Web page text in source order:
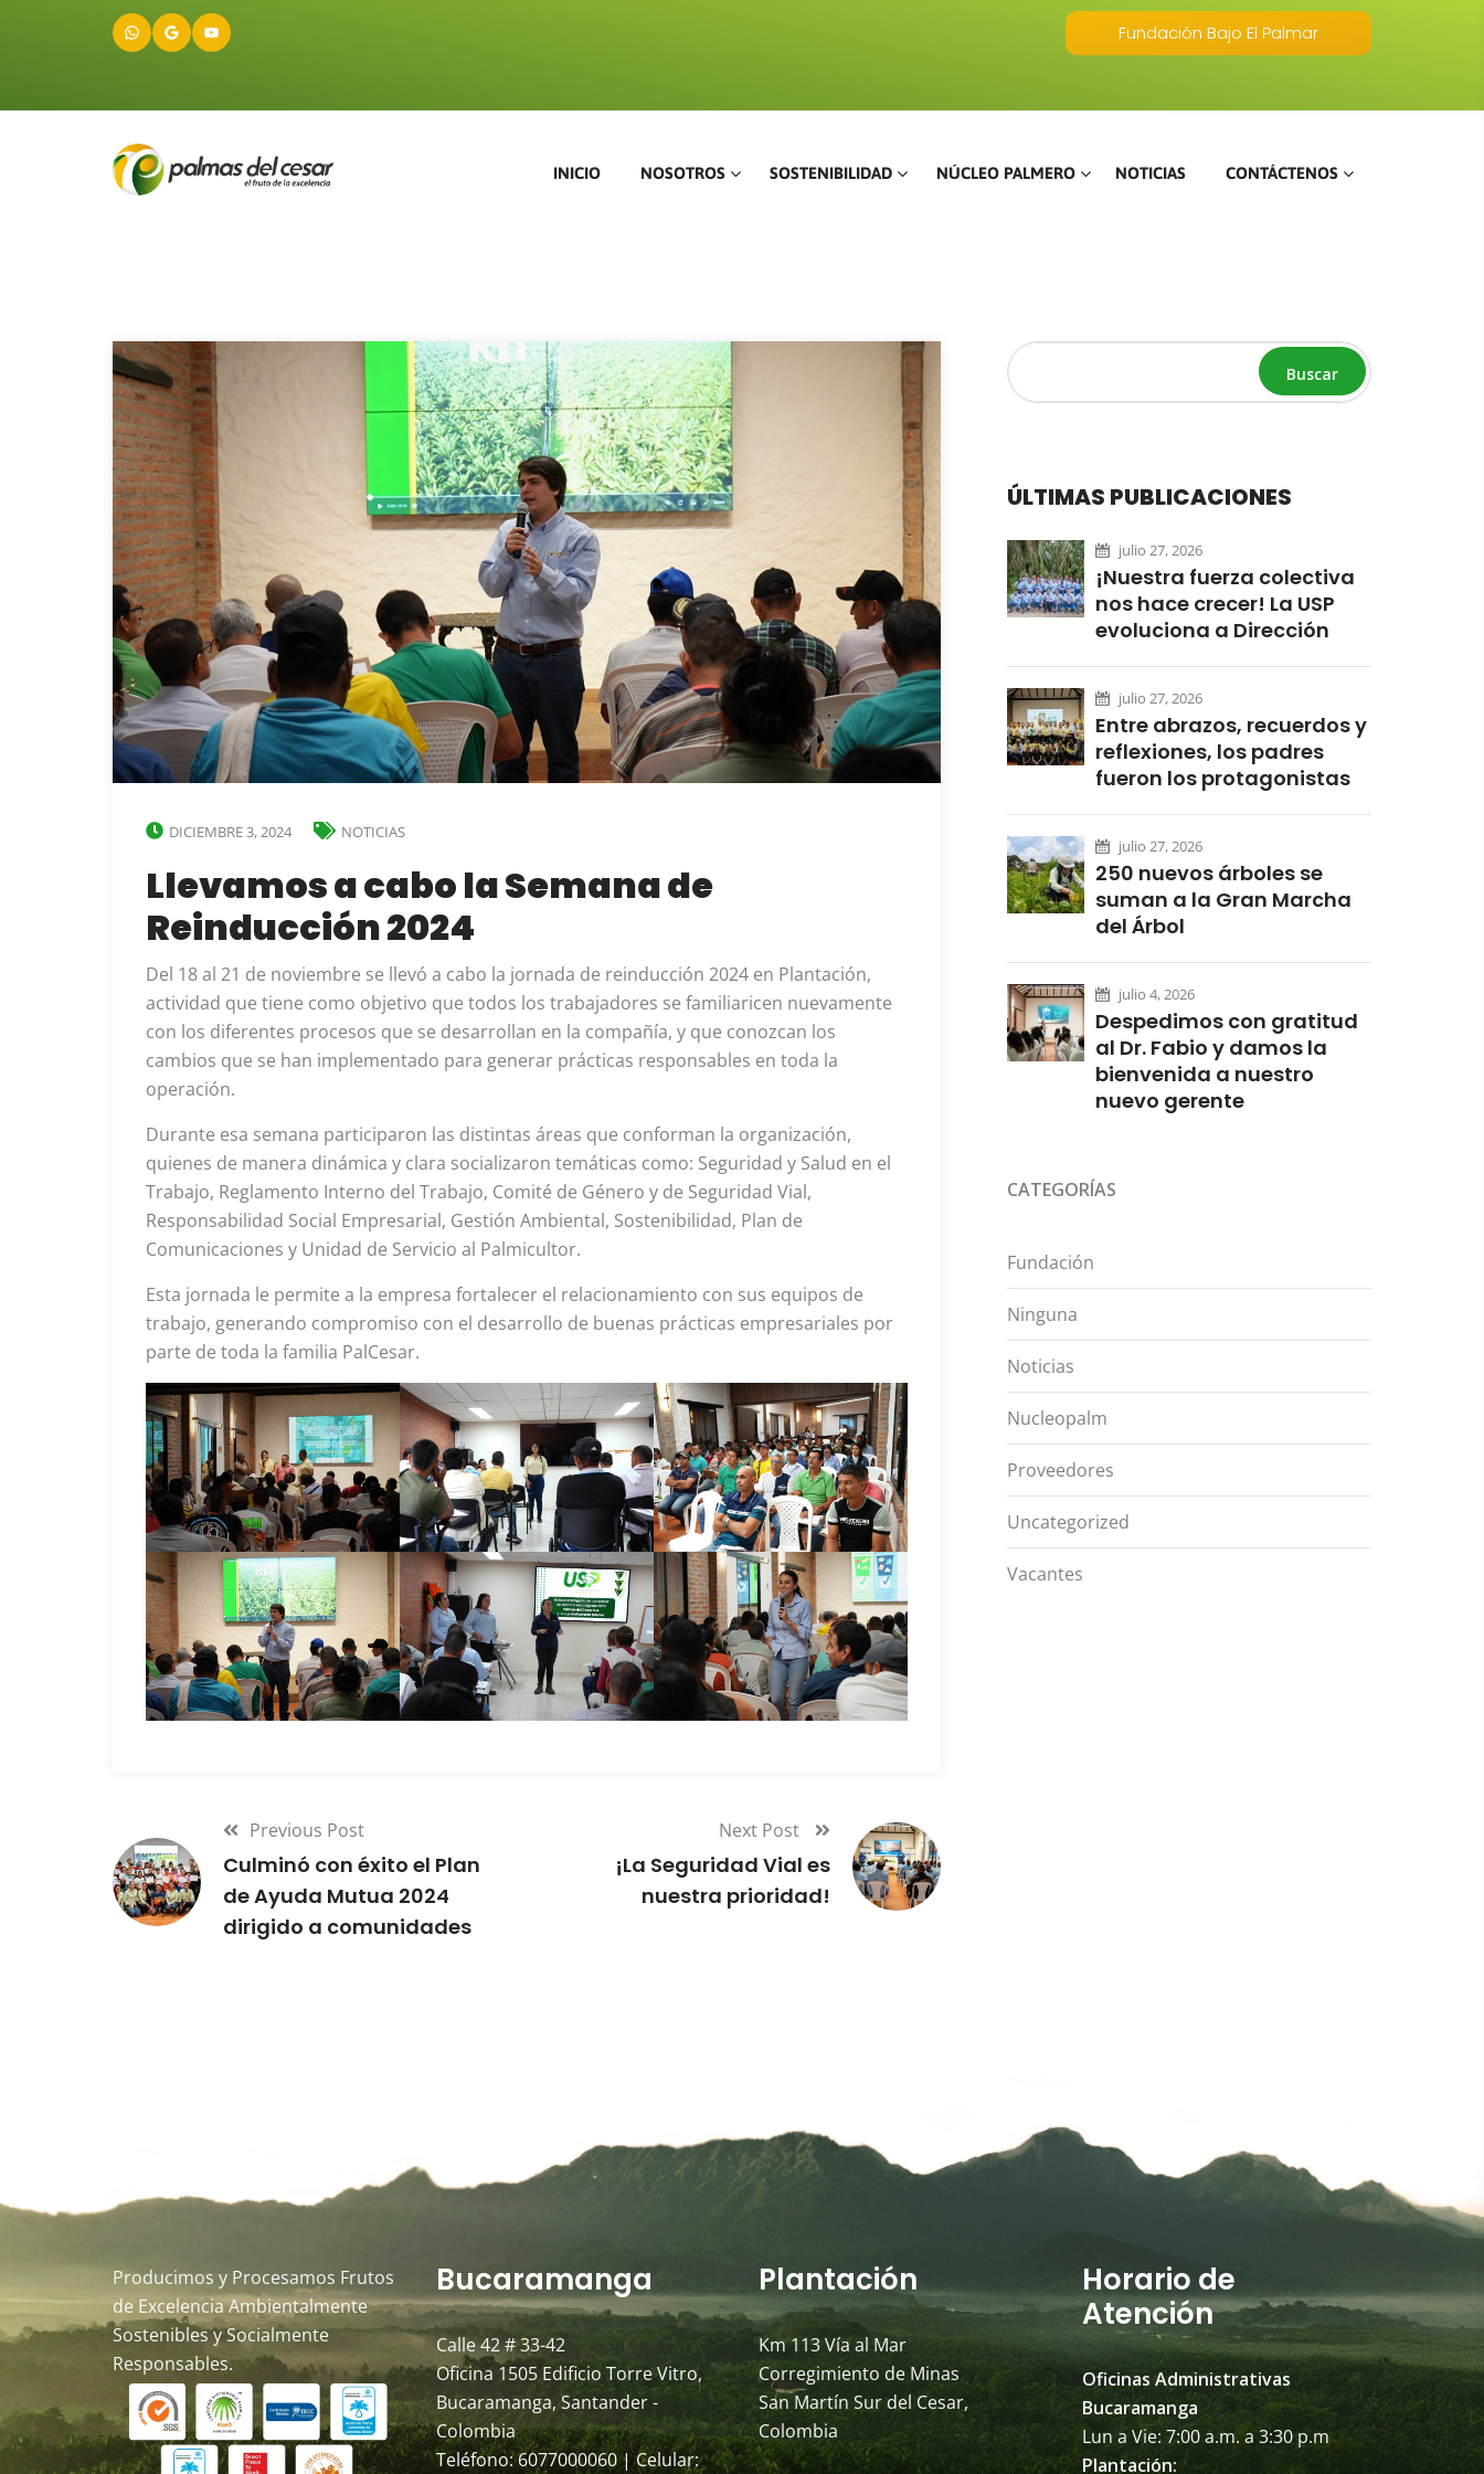
WhatsApp Google YouTube Fundación Bajo El Palmar
INICIO NOSOTROS SOSTENIBILIDAD NÚCLEO PALMERO NOTICIAS CONTÁCTENOS
DICIEMBRE 3, 2024 NOTICIAS
Llevamos a cabo la Semana de
Reinducción 2024
Del 18 al 21 de noviembre se llevó a cabo la jornada de reinducción 2024 en Plantación,
actividad que tiene como objetivo que todos los trabajadores se familiaricen nuevamente
con los diferentes procesos que se desarrollan en la compañía, y que conozcan los
cambios que se han implementado para generar prácticas responsables en toda la
operación.
Durante esa semana participaron las distintas áreas que conforman la organización,
quienes de manera dinámica y clara socializaron temáticas como: Seguridad y Salud en el
Trabajo, Reglamento Interno del Trabajo, Comité de Género y de Seguridad Vial,
Responsabilidad Social Empresarial, Gestión Ambiental, Sostenibilidad, Plan de
Comunicaciones y Unidad de Servicio al Palmicultor.
Esta jornada le permite a la empresa fortalecer el relacionamiento con sus equipos de
trabajo, generando compromiso con el desarrollo de buenas prácticas empresariales por
parte de toda la familia PalCesar.
Previous Post
Culminó con éxito el Plan
de Ayuda Mutua 2024
dirigido a comunidades
Next Post
¡La Seguridad Vial es
nuestra prioridad!
Buscar
ÚLTIMAS PUBLICACIONES
julio 27, 2026
¡Nuestra fuerza colectiva
nos hace crecer! La USP
evoluciona a Dirección
julio 27, 2026
Entre abrazos, recuerdos y
reflexiones, los padres
fueron los protagonistas
julio 27, 2026
250 nuevos árboles se
suman a la Gran Marcha
del Árbol
julio 4, 2026
Despedimos con gratitud
al Dr. Fabio y damos la
bienvenida a nuestro
nuevo gerente
CATEGORÍAS
Fundación
Ninguna
Noticias
Nucleopalm
Proveedores
Uncategorized
Vacantes
Producimos y Procesamos Frutos
de Excelencia Ambientalmente
Sostenibles y Socialmente
Responsables.
Bucaramanga
Calle 42 # 33-42
Oficina 1505 Edificio Torre Vitro,
Bucaramanga, Santander -
Colombia
Teléfono: 6077000060 | Celular:
Plantación
Km 113 Vía al Mar
Corregimiento de Minas
San Martín Sur del Cesar,
Colombia
Horario de
Atención
Oficinas Administrativas
Bucaramanga
Lun a Vie: 7:00 a.m. a 3:30 p.m
Plantación: